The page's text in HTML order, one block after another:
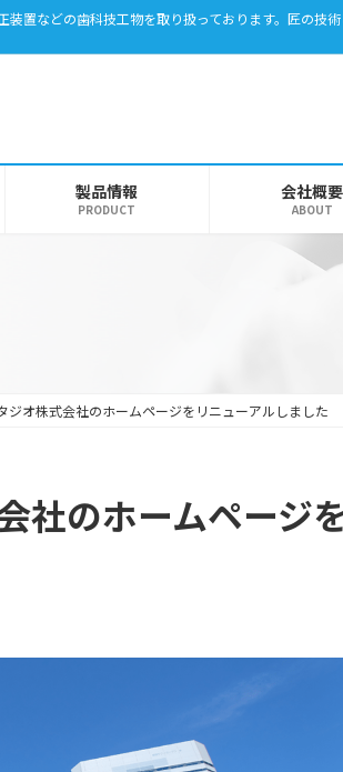
置などの歯科技工物を取り扱っております。匠の
製品情報
PRODUCT
会社概要
ABOUT
ジオ株式会社のホームページをリニューアルしました
社のホームページ